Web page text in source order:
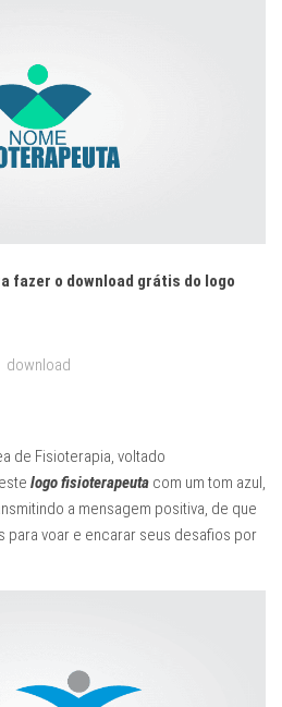
fazer o download grátis do logo
download
de Fisioterapia, voltado
logo fisioterapeuta com um tom azul,
a mensagem positiva, de que
voar e encarar seus desafios por